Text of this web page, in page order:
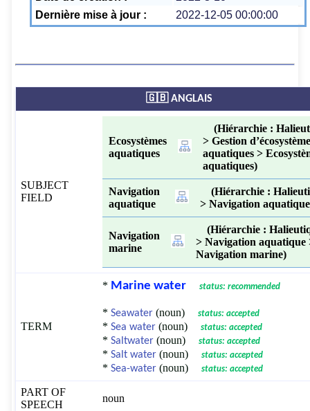
Dernière mise à jour :
2022-12-05 00:00:00
🇬🇧 ANGLAIS
SUBJECT
FIELD
Ecosystèmes
aquatiques
(Hiérarchie :
> Gestion
aquatiques >
aquatiques)
Navigation
aquatique
(Hiérarchie :
> Navigation
Navigation
marine
(Hiérarchie :
> Navigation aquatique
Navigation marine)
TERM
* Marine water status: recommended
*Seawater (noun) status: accepted
*Sea water (noun) status: accepted
*Saltwater (noun) status: accepted
*Salt water (noun) status: accepted
*Sea-water (noun) status: accepted
PART OF
SPEECH
noun